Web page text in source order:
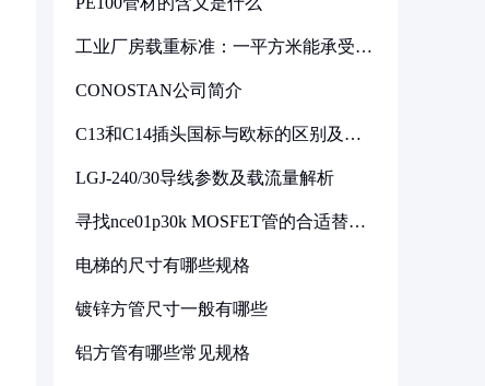
工业厂房载重标准：一平方米能承受多
CONOSTAN公司简介
C13和C14插头国标与欧标的区别及其
LGJ-240/30导线参数及载流量解析
寻找nce01p30k MOSFET管的合适替代
电梯的尺寸有哪些规格
镀锌方管尺寸一般有哪些
铝方管有哪些常见规格